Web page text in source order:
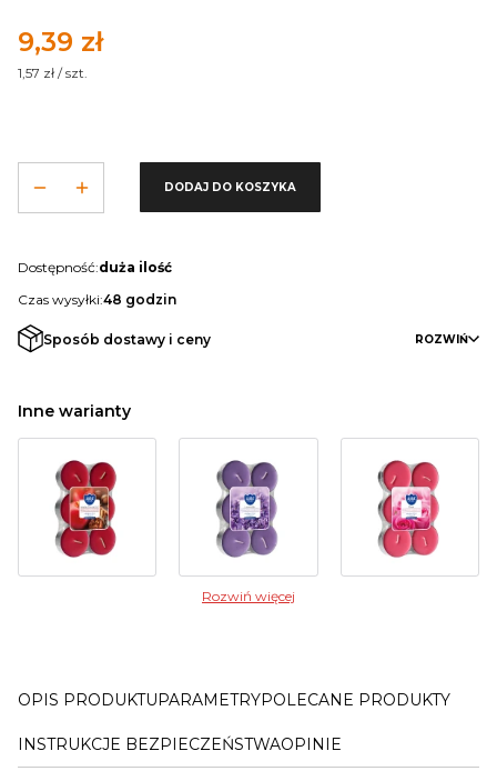
Cena
9,39 zł
1,57 zł / szt.
DODAJ DO KOSZYKA
Dostępność:duża ilość
Czas wysyłki:48 godzin
Sposób dostawy i ceny ROZWIŃ
Inne warianty
Rozwiń więcej
OPIS PRODUKTU PARAMETRYPOLECANE PRODUKTY
INSTRUKCJE BEZPIECZEŃSTWAOPINIE